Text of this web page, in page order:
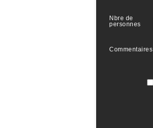
Nbre de
personnes
Commentaires